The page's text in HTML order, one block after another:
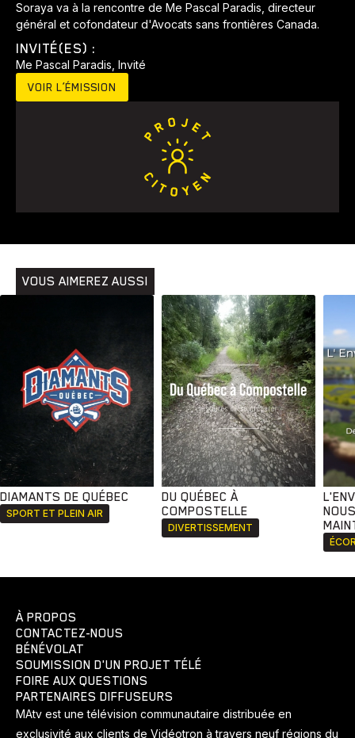
Bingo Communauté
Histoires Pêche
Soraya va à la rencontre de Me Pascal Paradis, directeur
général et cofondateur d'Avocats sans frontières Canada.
INVITÉ(ES) :
Me Pascal Paradis, Invité
VOIR L’ÉMISSION
VOUS AIMEREZ AUSSI
DIAMANTS DE QUÉBEC
SPORT ET PLEIN AIR
DU QUÉBEC À
COMPOSTELLE
DIVERTISSEMENT
À PROPOS
CONTACTEZ-NOUS
BÉNÉVOLAT
SOUMISSION D'UN PROJET TÉLÉ
FOIRE AUX QUESTIONS
PARTENAIRES DIFFUSEURS
MAtv est une télévision communautaire distribuée en
exclusivité aux clients de Vidéotron à travers neuf régions du